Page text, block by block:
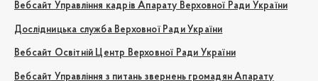
Вебсайт Управління кадрів Апарату Верховної Ради України
Дослідницька служба Верховної Ради України
Вебсайт Освітній Центр Верховної Ради України
Вебсайт Управління з питань звернень громадян Апарату